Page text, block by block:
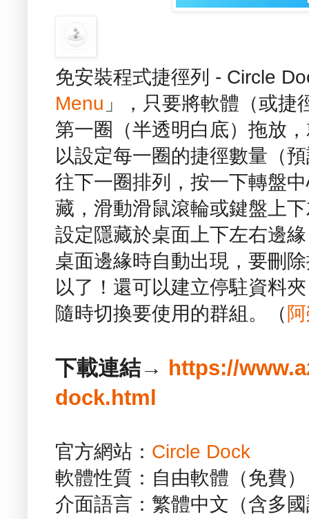
免安裝程式捷徑列 - Circle
Menu 」，只要將軟體（或
第一圈（半透明白底）拖放
以設定每一圈的捷徑數量（
往下一圈排列，按一下轉盤
藏，滑動滑鼠滾輪或鍵盤上
設定隱藏於桌面上下左右邊
桌面邊緣時自動出現，要刪
以了！還可以建立停駐資料
隨時切換要使用的群組。（
下載連結→ https://
dock.html
官方網站： Circle Dock
軟體性質：自由軟體（免費）
介面語言：繁體中文（含多